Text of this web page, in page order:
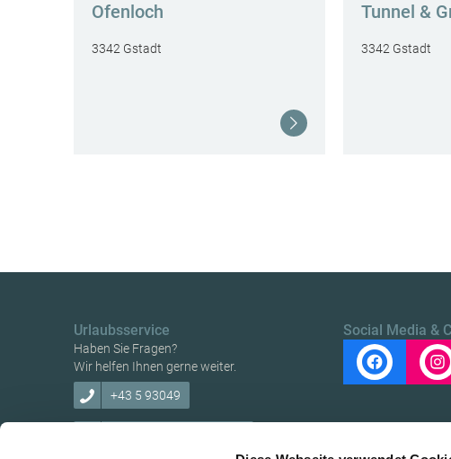
Ofenloch
3342 Gstadt
Tunnel &
3342 Gstadt
Urlaubsservice
Haben Sie Fragen?
Wir helfen Ihnen gerne weiter.
+43 5 93049
Social Media &